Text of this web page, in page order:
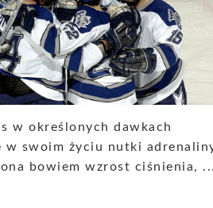
w określonych dawkach
w swoim życiu nutki
bowiem wzrost ciśnienia,